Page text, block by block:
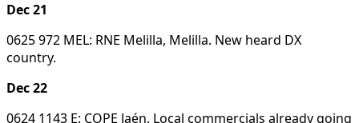
Dec 21
0625 972 MEL: RNE Melilla, Melilla. New heard DX
country.
Dec 22
0624 1143 E: COPE Jaén. Local commercials already going